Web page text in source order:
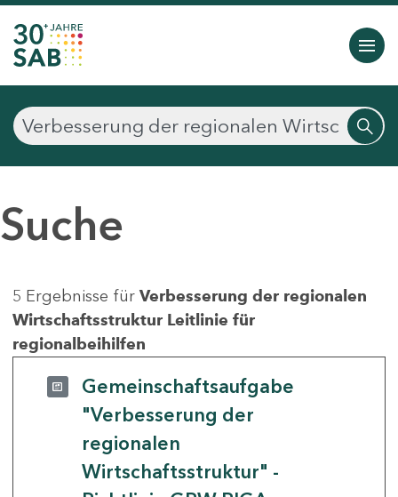
Suche
5 Ergebnisse für Verbesserung der regionalen
Wirtschaftsstruktur Leitlinie für
regionalbeihilfen
Gemeinschaftsaufgabe
"Verbesserung der
regionalen
Wirtschaftsstruktur" -